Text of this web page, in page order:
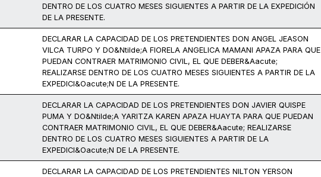
DENTRO DE LOS CUATRO MESES SIGUIENTES A PARTIR DE LA EXPEDICIÓN
DE LA PRESENTE.
DECLARAR LA CAPACIDAD DE LOS PRETENDIENTES DON ANGEL JEASON
VILCA TURPO Y DO&Ntilde;A FIORELA ANGELICA MAMANI APAZA PARA QUE
PUEDAN CONTRAER MATRIMONIO CIVIL, EL QUE DEBER&Aacute;
REALIZARSE DENTRO DE LOS CUATRO MESES SIGUIENTES A PARTIR DE LA
EXPEDICI&Oacute;N DE LA PRESENTE.
DECLARAR LA CAPACIDAD DE LOS PRETENDIENTES DON JAVIER QUISPE
PUMA Y DO&Ntilde;A YARITZA KAREN APAZA HUAYTA PARA QUE PUEDAN
CONTRAER MATRIMONIO CIVIL, EL QUE DEBER&Aacute; REALIZARSE
DENTRO DE LOS CUATRO MESES SIGUIENTES A PARTIR DE LA
EXPEDICI&Oacute;N DE LA PRESENTE.
DECLARAR LA CAPACIDAD DE LOS PRETENDIENTES NILTON YERSON